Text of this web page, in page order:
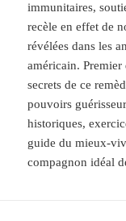
immunitaires,
recèle en effetde
révélées dans les
américain.
secrets de ce
pouvoirs
historiques,
guide du mieux-
compagnon idéal